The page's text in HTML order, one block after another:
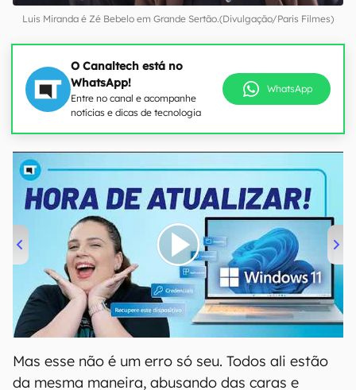
Luis Miranda é Zé Bebelo em Grande Sertão.(Divulgação/Paris Filmes)
O Canaltech está no
WhatsApp!
Entre no canal e acompanhe
notícias e dicas de tecnologia
WhatsApp
00:00 04:52
Mas esse não é um erro só seu. Todos ali estão
da mesma maneira, abusando das caras e